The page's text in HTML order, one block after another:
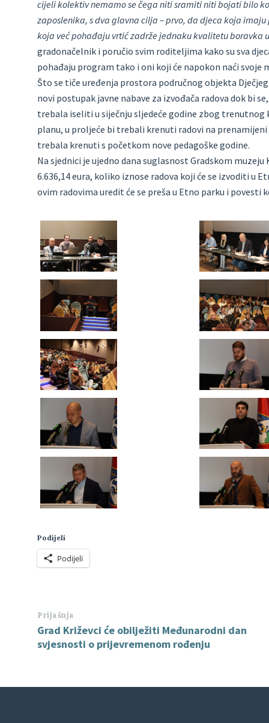
cijeli kolektiv nemamo se čega niti sramiti niti bojati bilo
zaposlenika, s dva glavna cilja – prvo, da djeca koja
koja već pohađaju vrtić zadrže jednaku kvalitetu
gradonačelnik i poručio svim roditeljima kako su sva
pohađaju program tako i oni koji će napokon naći svoje
Što se tiče uređenja prostora područnog objekta
novi postupak javne nabave za izvođača radova dok bi
trebala iseliti u siječnju sljedeće godine zbog trenutnog
planu, u proljeće bi trebali krenuti radovi na
trebala krenuti s početkom nove pedagoške godine.
Na sjednici je ujedno dana suglasnost Gradskom
6.636,14 eura, koliko iznose radova koji će se izvoditi u
ovim radovima uredit će se preša u Etno parku i povesti
Podijeli
Podijeli
Prijašnja
Grad Križevci će obilježiti Međunarodni dan
svjesnosti o prijevremenom rođenju